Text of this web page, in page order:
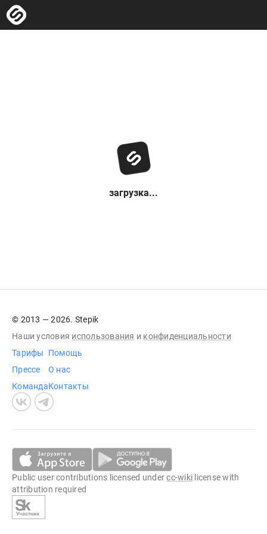
загрузка...
© 2013 — 2026. Stepik
Наши условия использования и конфиденциальности
Тарифы
Прессе
Команда
Помощь
О нас
Контакты
Public user contributions licensed undercc-wiki license with
attribution required